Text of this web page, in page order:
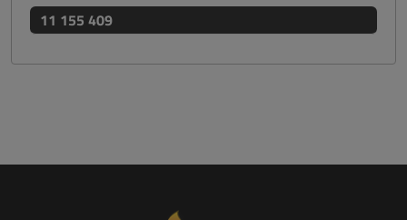
11 155 409